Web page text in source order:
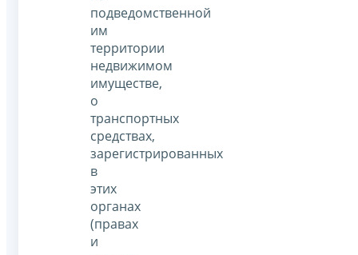
подведомственной
им
территории
недвижимом
имуществе,
о
транспортных
средствах,
зарегистрированных
в
этих
органах
(правах
и